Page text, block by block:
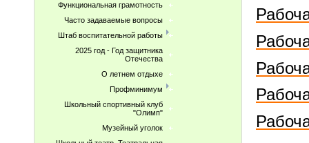
Функциональная грамотность
Часто задаваемые вопросы
Штаб воспитательной работы
2025 год - Год защитника
Отечества
О летнем отдыхе
Профминимум
Школьный спортивный клуб
"Олимп"
Музейный уголок